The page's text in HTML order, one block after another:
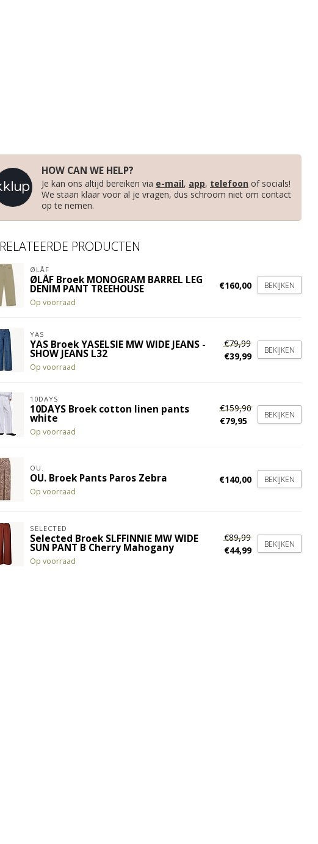
HOW CAN WE HELP?
Je kan ons altijd bereiken via e-mail, app, telefoon of socials!
We staan klaar voor al je vragen, dus schroom niet om contact
op te nemen.
PRODUCTEN
ØLÅF
ØLÅF Broek MONOGRAM BARREL LEG
DENIM PANT TREEHOUSE
Op voorraad
€160,00 BEKIJKEN
YAS
YAS Broek YASELSIE MW WIDE JEANS -
SHOW JEANS L32
Op voorraad
€79,99
€39,99
BEKIJKEN
10DAYS
10DAYS Broek cotton linen pants
white
Op voorraad
€159,90
€79,95
BEKIJKEN
OU.
OU. Broek Pants Paros Zebra
Op voorraad
€140,00 BEKIJKEN
SELECTED
Selected Broek SLFFINNIE MW WIDE
SUN PANT B Cherry Mahogany
Op voorraad
€89,99
€44,99
BEKIJKEN